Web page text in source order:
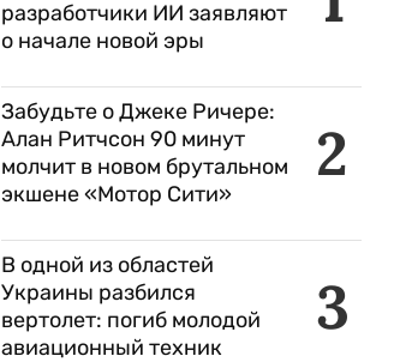
разработчики ИИ заявляют
о начале новой эры
2
Забудьте о Джеке Ричере:
Алан Ритчсон 90 минут
молчит в новом брутальном
экшене «Мотор Сити»
3
В одной из областей
Украины разбился
вертолет: погиб молодой
авиационный техник